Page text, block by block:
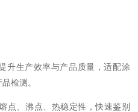
升生产效率与产品质量，适配涂
检测。
点、沸点、热稳定性，快速鉴别